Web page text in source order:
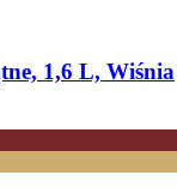
1,6 L, Wiśnia